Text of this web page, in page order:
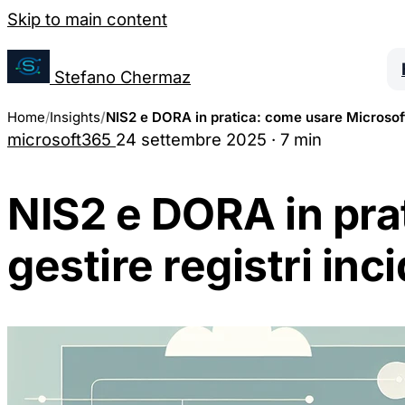
Salta al contenuto
Skip to main content
Stefano Chermaz
Home Insights NIS2 e DORA in pratica: come usare
microsoft365 24 settembre 2025 · 7 min
NIS2 e DORA in
gestire registri
Puoi scegliere di abilitare o disabilitare
Cookie Necessari
Questi cookie sono essenziali per il funzionamento del
sistemi. Sono generalmente impostati in risposta ad
Cookie Analytics
Questi cookie ci permettono di contare le visite e fonti di
prestazioni del nostro sito. Ci aiutano a sapere quali sono